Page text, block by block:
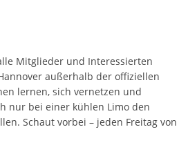
Mitglieder und Interessierten
außerhalb der offiziellen
lernen, sich vernetzen und
nur bei einer kühlen Limo den
Schaut vorbei – jeden Freitag von